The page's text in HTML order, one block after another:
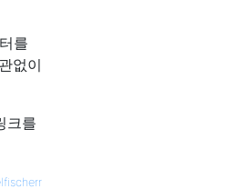
를
없이
크를